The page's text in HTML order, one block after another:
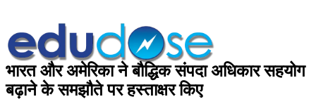
भारत और अमेरिका ने बौद्धिक संपदा अधिकार सहयोग
बढ़ाने के समझौते पर हस्ताक्षर किए